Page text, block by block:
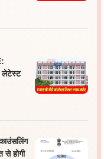
लेटेस्ट
होगी